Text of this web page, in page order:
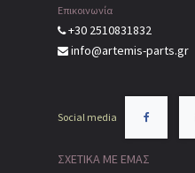
Επικοινωνία
+30 2510831832
info@artemis-parts.gr
Social media
ΣΧΕΤΙΚΑ ΜΕ ΕΜΑΣ